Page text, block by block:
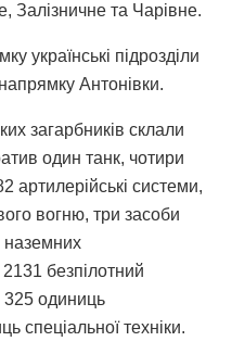
Залізничне та Чарівне.
українські підрозділи
Антонівки.
загарбників склали
один танк, чотири
артилерійські системи,
вогню, три засоби
наземних
безпілотний
325 одиниць
спеціальної техніки.